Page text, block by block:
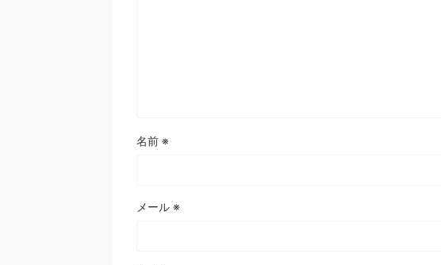
名前 ※
メール ※